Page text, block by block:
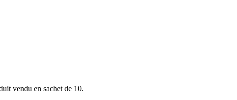
vendu en sachet de 10.